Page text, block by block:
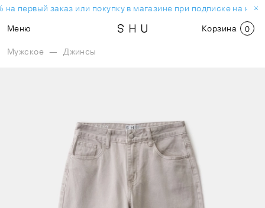
на первый заказ или покупку в магазине при подписке на
Меню
Корзина 0
Мужское — Джинсы